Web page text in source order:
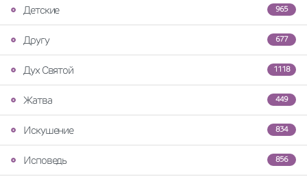
965
Детские
677
Другу
1118
Дух Святой
449
Жатва
834
Искушение
856
Исповедь